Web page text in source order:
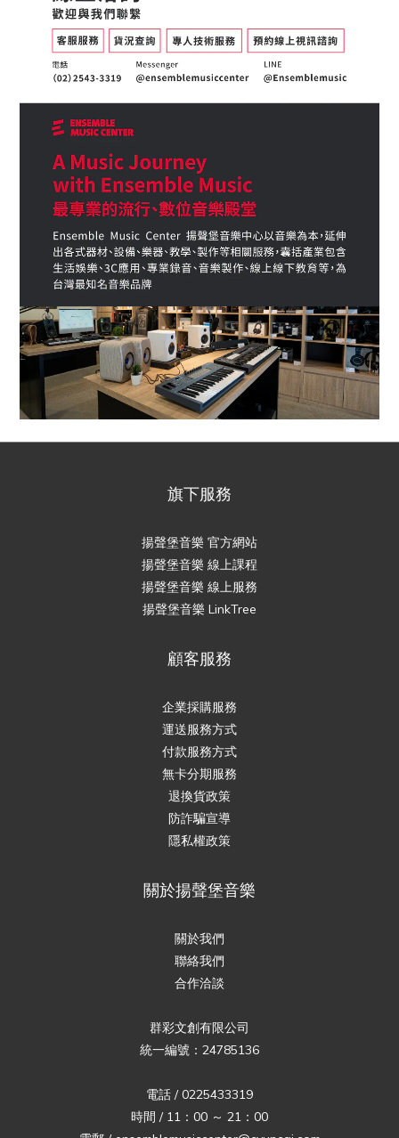
旗下服務
揚聲堡音樂 官方網站
揚聲堡音樂 線上課程
揚聲堡音樂 線上服務
揚聲堡音樂 LinkTree
顧客服務
企業採購服務
運送服務方式
付款服務方式
無卡分期服務
退換貨政策
防詐騙宣導
隱私權政策
關於揚聲堡音樂
關於我們
聯絡我們
合作洽談
群彩文創有限公司
統一編號：24785136
電話 / 0225433319
時間 / 11：00 ～ 21：00